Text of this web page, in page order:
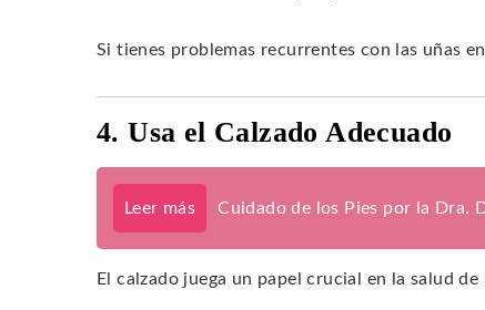
Si tienes problemas recurrentes con las uñas
4. Usa el Calzado Adecuado
Leer más Cuidado de los Pies por la Dra.
El calzado juega un papel crucial en la salud